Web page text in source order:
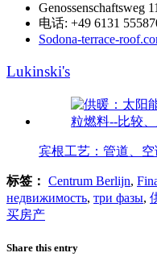
Genossenschaftsweg
电话: +49 6131
Sodona-terrace-
Lukinski's
宾根工艺：管道、
标签： Centrum Berlijn,
недвижимость, три фазы,
买房产
Share this entry